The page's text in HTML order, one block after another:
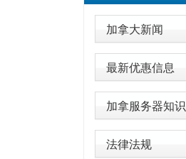
加拿大新闻
最新优惠信息
加拿服务器知识
法律法规